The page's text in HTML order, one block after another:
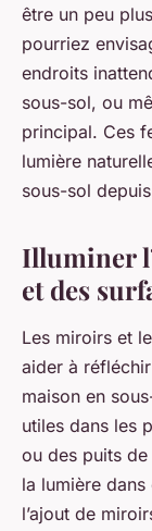
être un peu
pourriez
endroits
sous-sol, ou
principal. Ces
lumière
sous-sol
Illuminer
et des
Les miroirs et
aider à
maison en
utiles dans les
ou des puits
la lumière
l’ajout de